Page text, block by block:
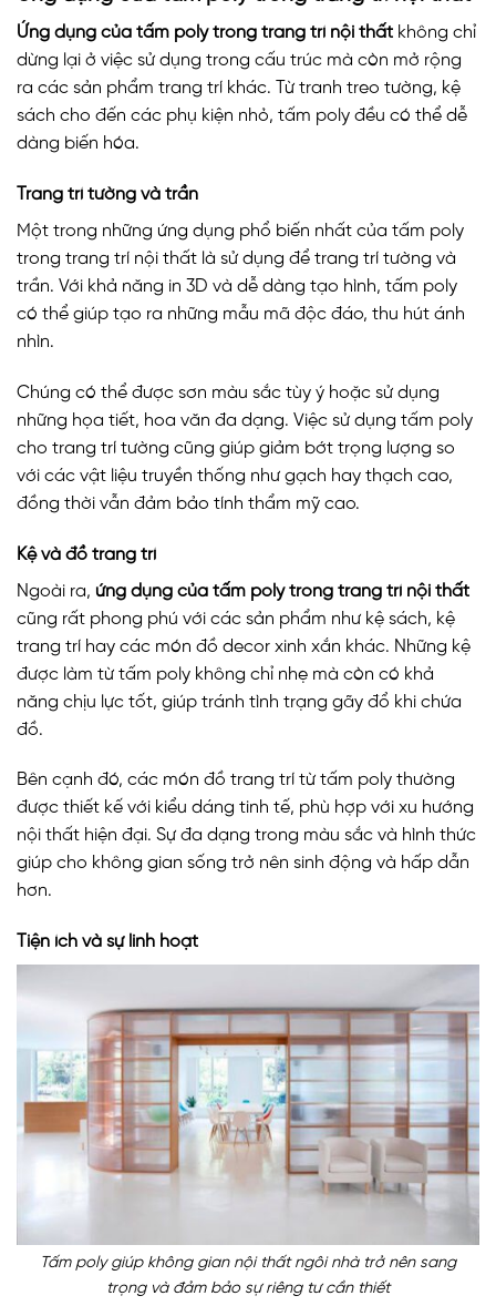
Ứng dụng của tấm poly trong trang trí nội thất không chỉ
dừng lại ở việc sử dụng trong cấu trúc mà còn mở rộng
ra các sản phẩm trang trí khác. Từ tranh treo tường, kệ
sách cho đến các phụ kiện nhỏ, tấm poly đều có thể dễ
dàng biến hóa.
Trang trí tường và trần
Một trong những ứng dụng phổ biến nhất của tấm poly
trong trang trí nội thất là sử dụng để trang trí tường và
trần. Với khả năng in 3D và dễ dàng tạo hình, tấm poly
có thể giúp tạo ra những mẫu mã độc đáo, thu hút ánh
nhìn.
Chúng có thể được sơn màu sắc tùy ý hoặc sử dụng
những họa tiết, hoa văn đa dạng. Việc sử dụng tấm poly
cho trang trí tường cũng giúp giảm bớt trọng lượng so
với các vật liệu truyền thống như gạch hay thạch cao,
đồng thời vẫn đảm bảo tính thẩm mỹ cao.
Kệ và đồ trang trí
Ngoài ra, ứng dụng của tấm poly trong trang trí nội thất
cũng rất phong phú với các sản phẩm như kệ sách, kệ
trang trí hay các món đồ decor xinh xắn khác. Những kệ
được làm từ tấm poly không chỉ nhẹ mà còn có khả
năng chịu lực tốt, giúp tránh tình trạng gãy đổ khi chứa
đồ.
Bên cạnh đó, các món đồ trang trí từ tấm poly thường
được thiết kế với kiểu dáng tinh tế, phù hợp với xu hướng
nội thất hiện đại. Sự đa dạng trong màu sắc và hình thức
giúp cho không gian sống trở nên sinh động và hấp dẫn
hơn.
Tiện ích và sự linh hoạt
Tấm poly giúp không gian nội thất ngôi nhà trở nên sang
trọng và đảm bảo sự riêng tư cần thiết